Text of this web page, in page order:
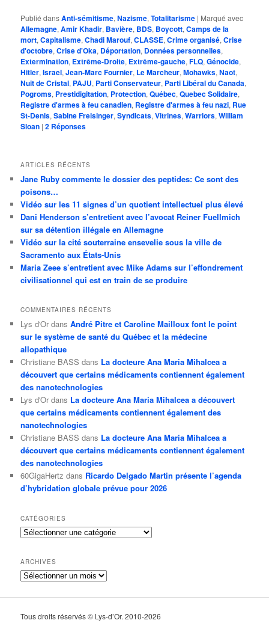
Publié dansAnti-sémitisme,Nazisme,Totalitarisme | Marqué avec
Allemagne,Amir Khadir, Bavière, BDS, Boycott,Camps de la
mort,Capitalisme,Chadi Marouf,CLASSE,Crime organisé,Crise
d'octobre,Crise d'Oka, Déportation, Données personnelles,
Extermination, Extrême-Droite, Extrême-gauche,FLQ,Génocide,
Hitler,Israel,Jean-Marc Fournier, Le Marcheur,Mohawks,Naot,
Nuit de Cristal, PAJU, Parti Conservateur, Parti Libéral du Canada,
Pogroms, Prestidigitation, Protection,Québec,Quebec Solidaire,
Registre d'armes à feu canadien, Registre d'armes à feu nazi, Rue
St-Denis,Sabine Freisinger,Syndicats,Vitrines,Warriors,William
Sloan |2 Réponses
ARTICLES RÉCENTS
Jane Ruby commente le dossier des peptides: Ce sont des
poisons…
Vidéo sur les 11 signes d’un quotient intellectuel plus élevé
Dani Henderson s’entretient avec l’avocat Reiner Fuellmich
sur sa détention illégale en Allemagne
Vidéo sur la cité souterraine ensevelie sous la ville de
Sacramento aux États-Unis
Maria Zeee s’entretient avec Mike Adams sur l’effondrement
civilisationnel qui est en train de se produire
COMMENTAIRES RÉCENTS
Lys d'Or dansAndré Pitre et Caroline Mailloux font le point
sur le système de santé du Québec et la médecine
allopathique
Christiane BASS dans La docteure Ana Maria Mihalcea a
découvert que certains médicaments contiennent également
des nanotechnologies
Lys d'Or dans La docteure Ana Maria Mihalcea a découvert
que certains médicaments contiennent également des
nanotechnologies
Christiane BASS dans La docteure Ana Maria Mihalcea a
découvert que certains médicaments contiennent également
des nanotechnologies
60GigaHertz dans Ricardo Delgado Martin présente l’agenda
d’hybridation globale prévue pour 2026
CATÉGORIES
Catégories
ARCHIVES
Archives
Tous droits réservés © Lys-d’Or. 2010-2026